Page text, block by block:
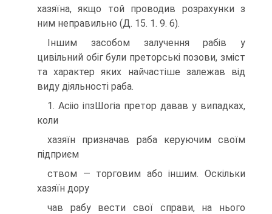
хазяїна, якщо той проводив розрахунки з
ним неправильно (Д. 15. 1. 9. 6).
Іншим засобом залучення рабів у
цивільний обіг були преторські позови, зміст
та характер яких найчастіше залежав від
виду діяльності раба.
1. Асііо іпзШогіа претор давав у випадках,
коли
хазяїн призначав раба керуючим своїм
підприєм
ством — торговим або іншим. Оскільки
хазяїн дору
чав рабу вести свої справи, на нього